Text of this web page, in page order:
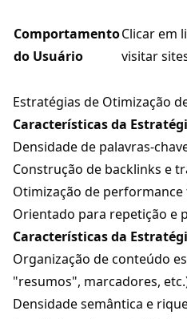
Comportamento
do Usuário
Clicar em
visitar
Estratégias de Otimização
Características da
Densidade de palavras-
Construção de backlinks e
Otimização de performance
Orientado para repetição e
Características da
Organização de conteúdo
"resumos", marcadores,
Densidade semântica e